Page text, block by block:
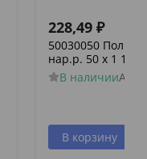
228,49 ₽
50030050
нар.р. 50 х 1 1/2
В наличии
В корзину